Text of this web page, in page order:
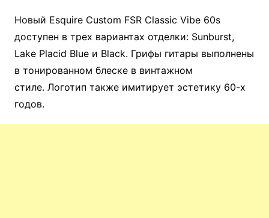
Новый Esquire Custom FSR Classic Vibe 60s
доступен в трех вариантах отделки: Sunburst,
Lake Placid Blue и Black. Грифы гитары выполнены
в тонированном блеске в винтажном
стиле. Логотип также имитирует эстетику 60-х
годов.